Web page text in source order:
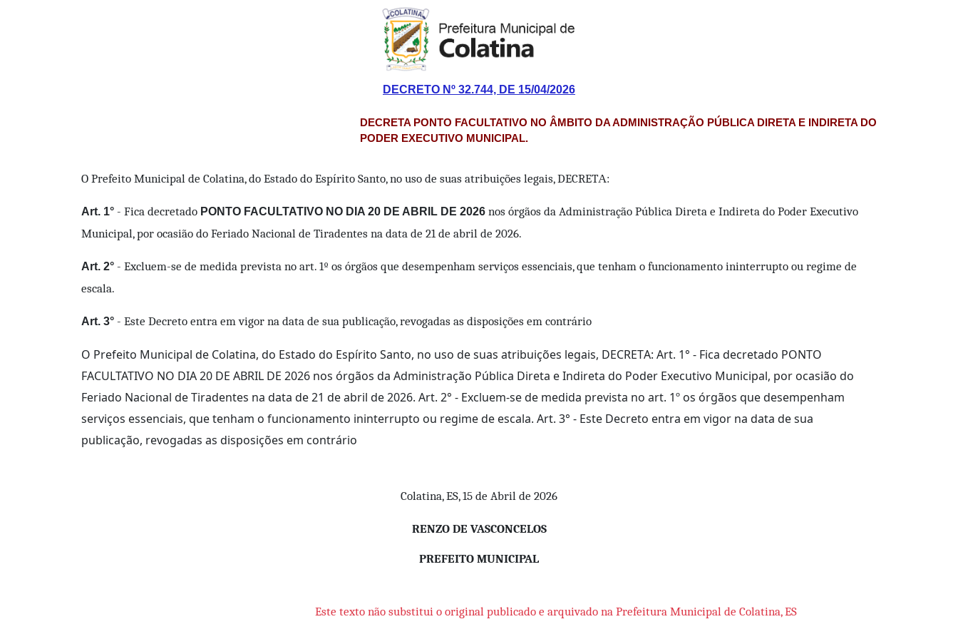
DECRETO Nº 32.744, DE 15/04/2026
DECRETA PONTO FACULTATIVO NO ÂMBITO DA ADMINISTRAÇÃO PÚBLICA DIRETA E INDIRETA DO
PODER EXECUTIVO MUNICIPAL.
O Prefeito Municipal de Colatina, do Estado do Espírito Santo, no uso de suas atribuições legais, DECRETА:
Art. 1° - Fica decretado PONTO FACULTATIVO NO DIA 20 DE ABRIL DE 2026 nos órgãos da Administração Pública Direta e Indireta do Poder Executivo
Municipal, por ocasião do Feriado Nacional de Tiradentes na data de 21 de abril de 2026.
Art. 2° - Excluem-se de medida prevista no art. 1º os órgãos que desempenham serviços essenciais, que tenham o funcionamento ininterrupto ou regime de
escala.
Art. 3° - Este Decreto entra em vigor na data de sua publicação, revogadas as disposições em contrário
O Prefeito Municipal de Colatina, do Estado do Espírito Santo, no uso de suas atribuições legais, DECRETА: Art. 1° - Fica decretado PONTO
FACULTATIVO NO DIA 20 DE ABRIL DE 2026 nos órgãos da Administração Pública Direta e Indireta do Poder Executivo Municipal, por ocasião do
Feriado Nacional de Tiradentes na data de 21 de abril de 2026. Art. 2° - Excluem-se de medida prevista no art. 1º os órgãos que desempenham
serviços essenciais, que tenham o funcionamento ininterrupto ou regime de escala. Art. 3° - Este Decreto entra em vigor na data de sua
publicação, revogadas as disposições em contrário
Colatina, ES, 15 de Abril de 2026
RENZO DE VASCONCELOS
PREFEITO MUNICIPAL
Este texto não substitui o original publicado e arquivado na Prefeitura Municipal de Colatina, ES